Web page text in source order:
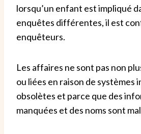
lorsqu’un enfant est impliqué
enquêtes différentes, il est
enquêteurs.
Les affaires ne sont pas non
ou liées en raison de systèmes
obsolètes et parce que des
manquées et des noms sont